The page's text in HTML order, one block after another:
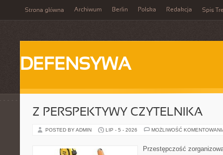
Strona główna Archiwum Berlin Polska Redakcja Spis
DEFENSYWA
Z PERSPEKTYWY CZYTELNIKA
POSTED BY ADMIN LIP - 5 - 2026 MOŻLIWOŚĆ
Przestępczość